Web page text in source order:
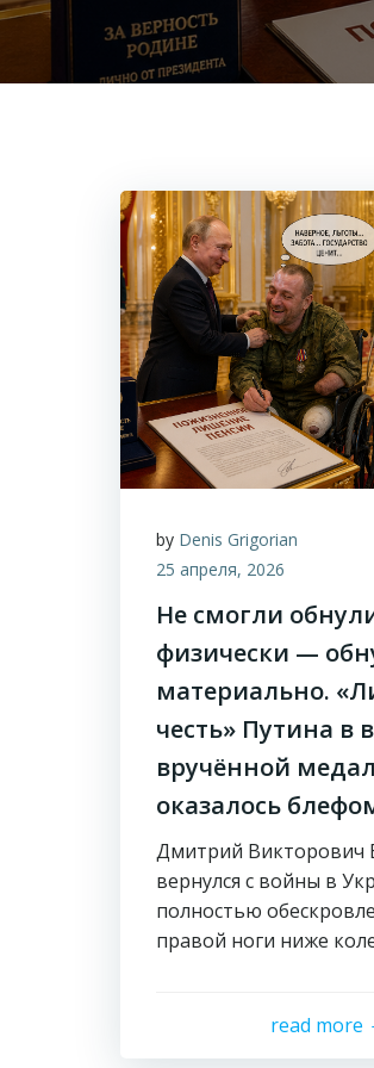
by Denis Grigorian
25 апреля, 2026
Не смогли
физически —
материально.
честь» Путина в
вручённой
оказалось
Дмитрий Викторович
вернулся с войны в
полностью
правой ноги ниже
read more